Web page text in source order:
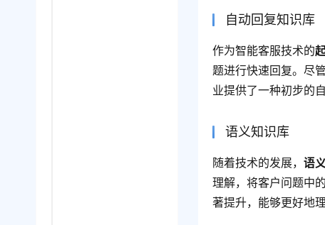
自动回复知识库
作为智能客服技术的
题进行快速回复。尽
业提供了一种初步的
语义知识库
随着技术的发展，语
理解，将客户问题中
著提升，能够更好地